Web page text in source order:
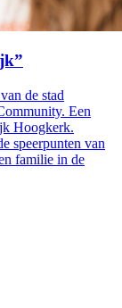
de stad
Een
Hoogkerk.
speerpunten van
familie in de